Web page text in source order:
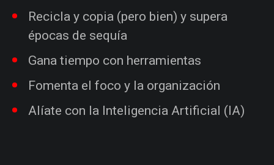
Recicla y copia (pero bien) y supera
épocas de sequía
Gana tiempo con herramientas
Fomenta el foco y la organización
Alíate con la Inteligencia Artificial (IA)